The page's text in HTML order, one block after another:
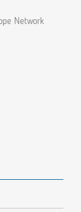
Network
Amazon für fairen